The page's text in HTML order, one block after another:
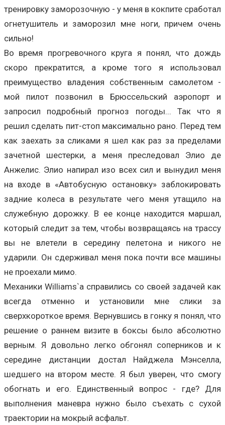
тренировку заморозочную - у меня в кокпите сработал
огнетушитель и заморозил мне ноги, причем очень
сильно!
Во время прогревочного круга я понял, что дождь
скоро прекратится, а кроме того я использовал
преимущество владения собственным самолетом -
мой пилот позвонил в Брюссельский аэропорт и
запросил подробный прогноз погоды... Так что я
решил сделать пит-стоп максимально рано. Перед тем
как заехать за сликами я шел как раз за пределами
зачетной шестерки, а меня преследовал Элио де
Анжелис. Элио напирал изо всех сил и вынудил меня
на входе в «Автобусную остановку» заблокировать
задние колеса в результате чего меня утащило на
служебную дорожку. В ее конце находится маршал,
который следит за тем, чтобы возвращаясь на трассу
вы не влетели в середину пелетона и никого не
ударили. Он сдерживал меня пока почти все машины
не проехали мимо.
Механики Williams`a справились со своей задачей как
всегда отменно и установили мне слики за
сверхкороткое время. Вернувшись в гонку я понял, что
решение о раннем визите в боксы было абсолютно
верным. Я довольно легко обгонял соперников и к
середине дистанции достал Найджела Мэнселла,
шедшего на втором месте. Я был уверен, что смогу
обогнать и его. Единственный вопрос - где? Для
выполнения маневра нужно было съехать с сухой
траектории на мокрый асфальт.